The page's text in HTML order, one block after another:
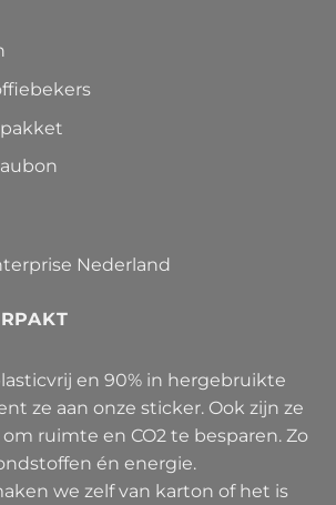
Nederland
en 90% in hergebruikte
ze aan onze sticker. Ook zijn ze
ruimte en CO2 te besparen. Zo
én energie.
we zelf van karton of het is